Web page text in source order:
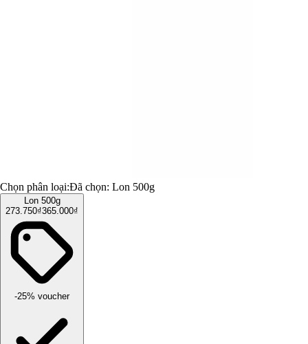
Chọn phân loại:Đã chọn: Lon 500g
Lon 500g
273.750₫365.000₫
-25% voucher